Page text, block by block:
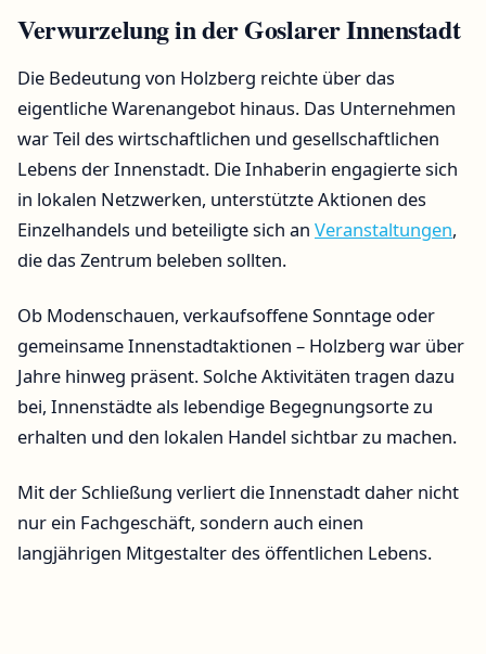
Verwurzelung in der Goslarer Innenstadt
Die Bedeutung von Holzberg reichte über das
eigentliche Warenangebot hinaus. Das Unternehmen
war Teil des wirtschaftlichen und gesellschaftlichen
Lebens der Innenstadt. Die Inhaberin engagierte sich
in lokalen Netzwerken, unterstützte Aktionen des
Einzelhandels und beteiligte sich an Veranstaltungen,
die das Zentrum beleben sollten.
Ob Modenschauen, verkaufsoffene Sonntage oder
gemeinsame Innenstadtaktionen – Holzberg war über
Jahre hinweg präsent. Solche Aktivitäten tragen dazu
bei, Innenstädte als lebendige Begegnungsorte zu
erhalten und den lokalen Handel sichtbar zu machen.
Mit der Schließung verliert die Innenstadt daher nicht
nur ein Fachgeschäft, sondern auch einen
langjährigen Mitgestalter des öffentlichen Lebens.